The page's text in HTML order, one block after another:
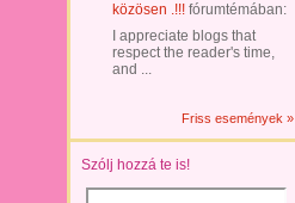
közösen .!!! fórumtémában:
I appreciate blogs that
respect the reader's time,
and ...
Friss események »
Szólj hozzá te is!